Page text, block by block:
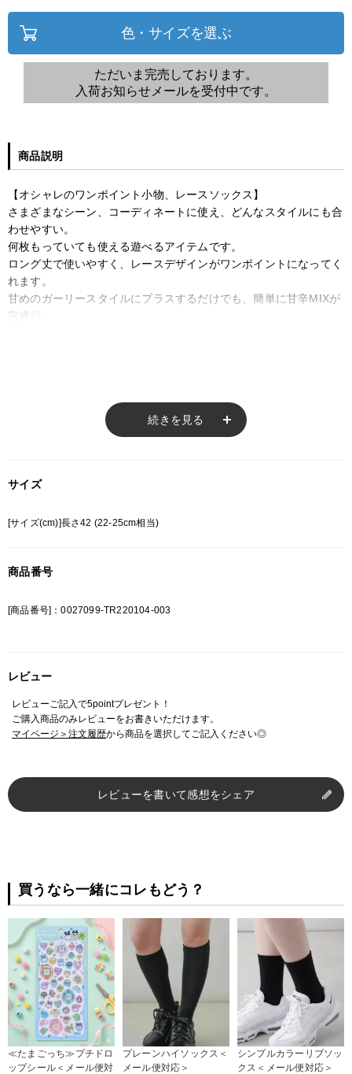
色・サイズを選ぶ
ただいま完売しております。
入荷お知らせメールを受付中です。
商品説明
【オシャレのワンポイント小物、レースソックス】
さまざまなシーン、コーディネートに使え、どんなスタイルにも合
わせやすい。
何枚もっていても使える遊べるアイテムです。
ロング丈で使いやすく、レースデザインがワンポイントになってく
れます。
甘めのガーリースタイルにプラスするだけでも、簡単に甘辛MIXが
完成◎
モニターの設定状況によって、実際の商品と 若干色が異なる場合がございま
総柄の商品は使用している生地の部分によって 写真と異なる場合がございま
ご迷惑をお掛け致しますが 何卒ご了承下さいますようお願い致します。
続きを見る
サイズ
[サイズ(cm)]長さ42 (22-25cm相当)
商品番号
[商品番号]：0027099-TR220104-003
レビュー
レビューご記入で5pointプレゼント！
ご購入商品のみレビューをお書きいただけます。
マイページ＞注文履歴から商品を選択してご記入ください◎
レビューを書いて感想をシェア
買うなら一緒にコレもどう？
≪たまごっち≫プチドロ
ップシール＜メール便対
プレーンハイソックス＜
メール便対応＞
シンプルカラーリブソッ
クス＜メール便対応＞